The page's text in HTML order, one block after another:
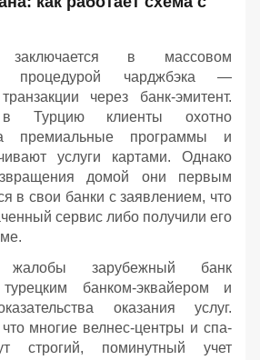
в массовом
процедурой чарджбэка —
через банк-эмитент.
Турцию клиенты охотно
премиальные программы и
услуги картами. Однако
домой они первым
в свои банки с заявлением, что
сервис либо получили его
зарубежный банк
банком-эквайером и
оказания услуг.
многие велнес-центры и спа-
строгий, поминутный учет